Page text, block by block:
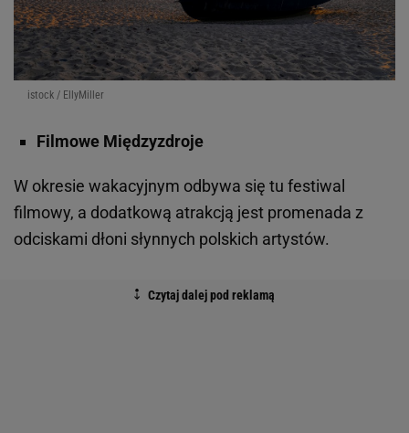
istock / EllyMiller
Filmowe Międzyzdroje
W okresie wakacyjnym odbywa się tu festiwal
filmowy, a dodatkową atrakcją jest promenada z
odciskami dłoni słynnych polskich artystów.